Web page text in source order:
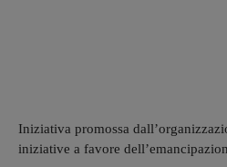
Iniziativa promossa
iniziative a favore